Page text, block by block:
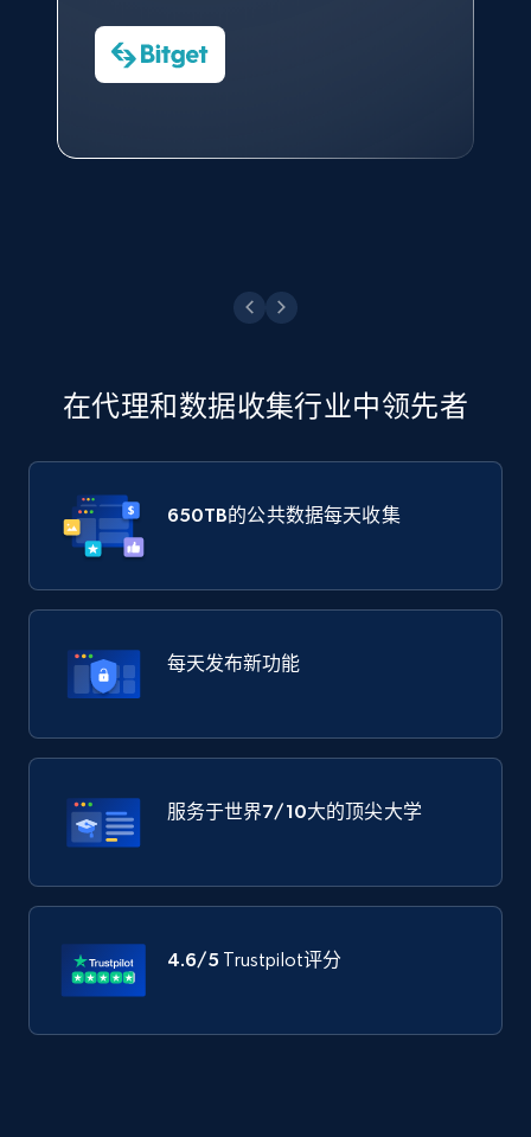
数据科学专家
Charmagne Cruz
—— Shopee Philippines Inc. 报告与分析、
Convert Group 的 CTO
在代理和数据收集行业中领先者
650TB的公共数据每天收集
每天发布新功能
服务于世界7/10大的顶尖大学
4.6/5 Trustpilot评分